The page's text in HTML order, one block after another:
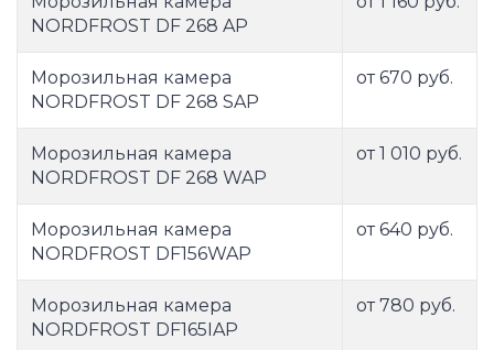
NORDFROST DF 268 AP
Морозильная камера
NORDFROST DF 268 SAP
от 670 руб.
Морозильная камера
NORDFROST DF 268 WAP
от 1 010 руб.
Морозильная камера
NORDFROST DF156WAP
от 640 руб.
Морозильная камера
NORDFROST DF165IAP
от 780 руб.